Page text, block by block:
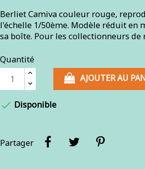
Berliet Camiva couleur rouge,
l'échelle 1/50ème. Modèle réduit en
sa boîte. Pour les collectionneurs de
Quantité
AJOUTER AU
 Disponible
Partager